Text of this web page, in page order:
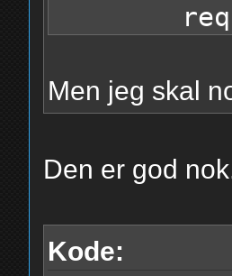
req =
Men jeg skal
Den er god
Kode: